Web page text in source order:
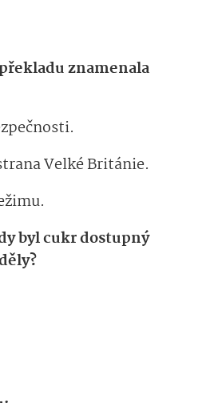
znamenala
Velké Británie.
byl cukr dostupný